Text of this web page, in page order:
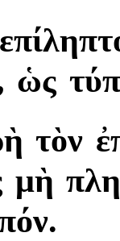
ὡς
τὸν